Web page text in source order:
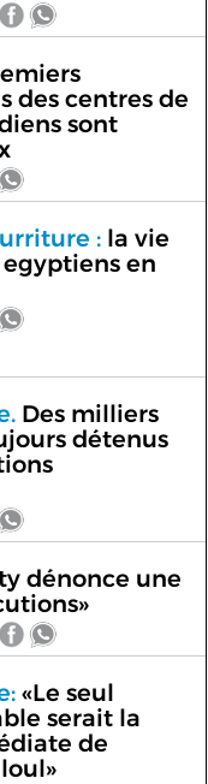
des centres de
sont
:la vie
en
Des milliers
détenus
dénonce une
«Le seul
serait la
de